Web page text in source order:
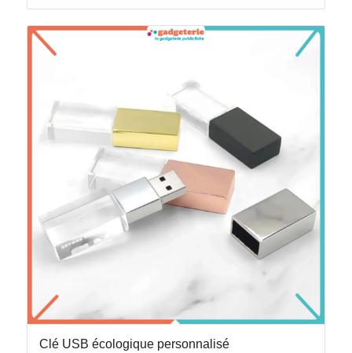
Clé USB écologique personnalisé